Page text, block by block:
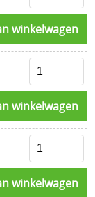
winkelwagen
winkelwagen
winkelwagen